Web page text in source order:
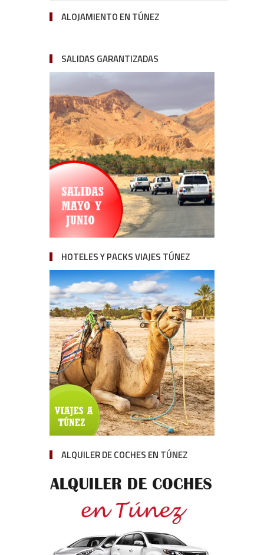
ALOJAMIENTO EN TÚNEZ
SALIDAS GARANTIZADAS
HOTELES Y PACKS VIAJES TÚNEZ
ALQUILER DE COCHES EN TÚNEZ